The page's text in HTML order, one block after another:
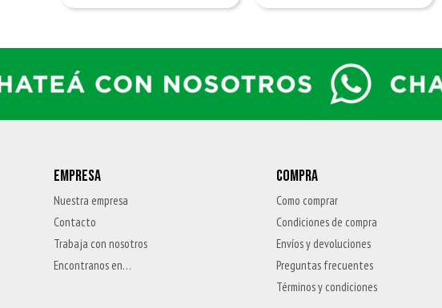
EMPRESA
Nuestra empresa
Contacto
Trabaja con nosotros
Encontranos en…
COMPRA
Como comprar
Condiciones de compra
Envíos y devoluciones
Preguntas frecuentes
Términos y condiciones